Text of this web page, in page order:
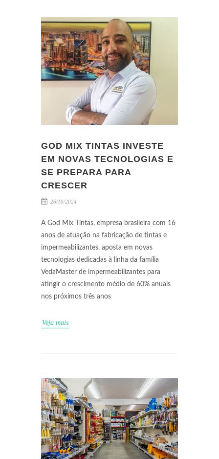
GOD MIX TINTAS INVESTE
EM NOVAS TECNOLOGIAS E
SE PREPARA PARA
CRESCER
26/10/2024
A God Mix Tintas, empresa brasileira com 16
anos de atuação na fabricação de tintas e
impermeabilizantes, aposta em novas
tecnologias dedicadas à linha da família
VedaMaster de impermeabilizantes para
atingir o crescimento médio de 60% anuais
nos próximos três anos
Veja mais